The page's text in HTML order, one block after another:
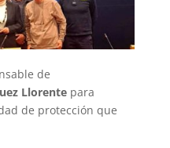
de
Llorentepara
de protección que